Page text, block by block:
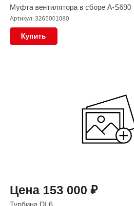
Муфта вентилятора в сборе A-S690
Артикул: 3265001080
Купить
Цена 153 000 ₽
Турбина DL6